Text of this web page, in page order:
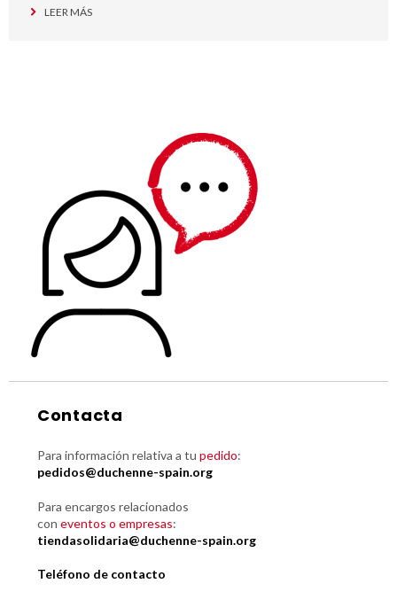
LEER MÁS
Contacta
Para información relativa a tu pedido:
pedidos@duchenne-spain.org
Para encargos relacionados
con eventos o empresas:
tiendasolidaria@duchenne-spain.org
Teléfono de contacto